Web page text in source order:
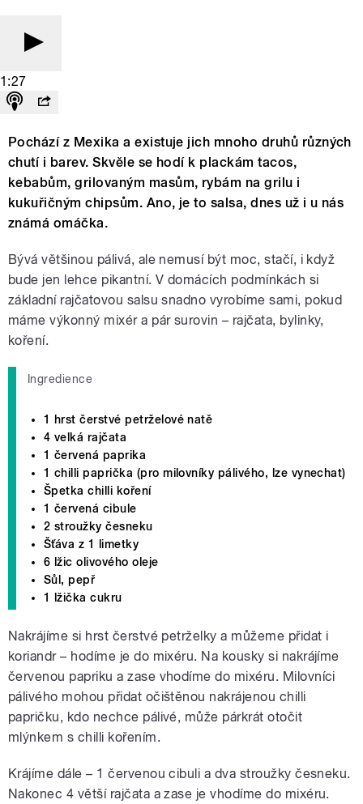
1:27
Pochází z Mexika a existuje jich mnoho druhů různých
chutí i barev. Skvěle se hodí k plackám tacos,
kebabům, grilovaným masům, rybám na grilu i
kukuřičným chipsům. Ano, je to salsa, dnes už i u nás
známá omáčka.
Bývá většinou pálivá, ale nemusí být moc, stačí, i když
bude jen lehce pikantní. V domácích podmínkách si
základní rajčatovou salsu snadno vyrobíme sami, pokud
máme výkonný mixér a pár surovin – rajčata, bylinky,
koření.
Ingredience
1 hrst čerstvé petrželové natě
4 velká rajčata
1 červená paprika
1 chilli paprička (pro milovníky pálivého, lze vynechat)
Špetka chilli koření
1 červená cibule
2 stroužky česneku
Šťáva z 1 limetky
6 lžic olivového oleje
Sůl, pepř
1 lžička cukru
Nakrájíme si hrst čerstvé petrželky a můžeme přidat i
koriandr – hodíme je do mixéru. Na kousky si nakrájíme
červenou papriku a zase vhodíme do mixéru. Milovníci
pálivého mohou přidat očištěnou nakrájenou chilli
papričku, kdo nechce pálivé, může párkrát otočit
mlýnkem s chilli kořením.
Krájíme dále – 1 červenou cibuli a dva stroužky česneku.
Nakonec 4 větší rajčata a zase je vhodíme do mixéru.